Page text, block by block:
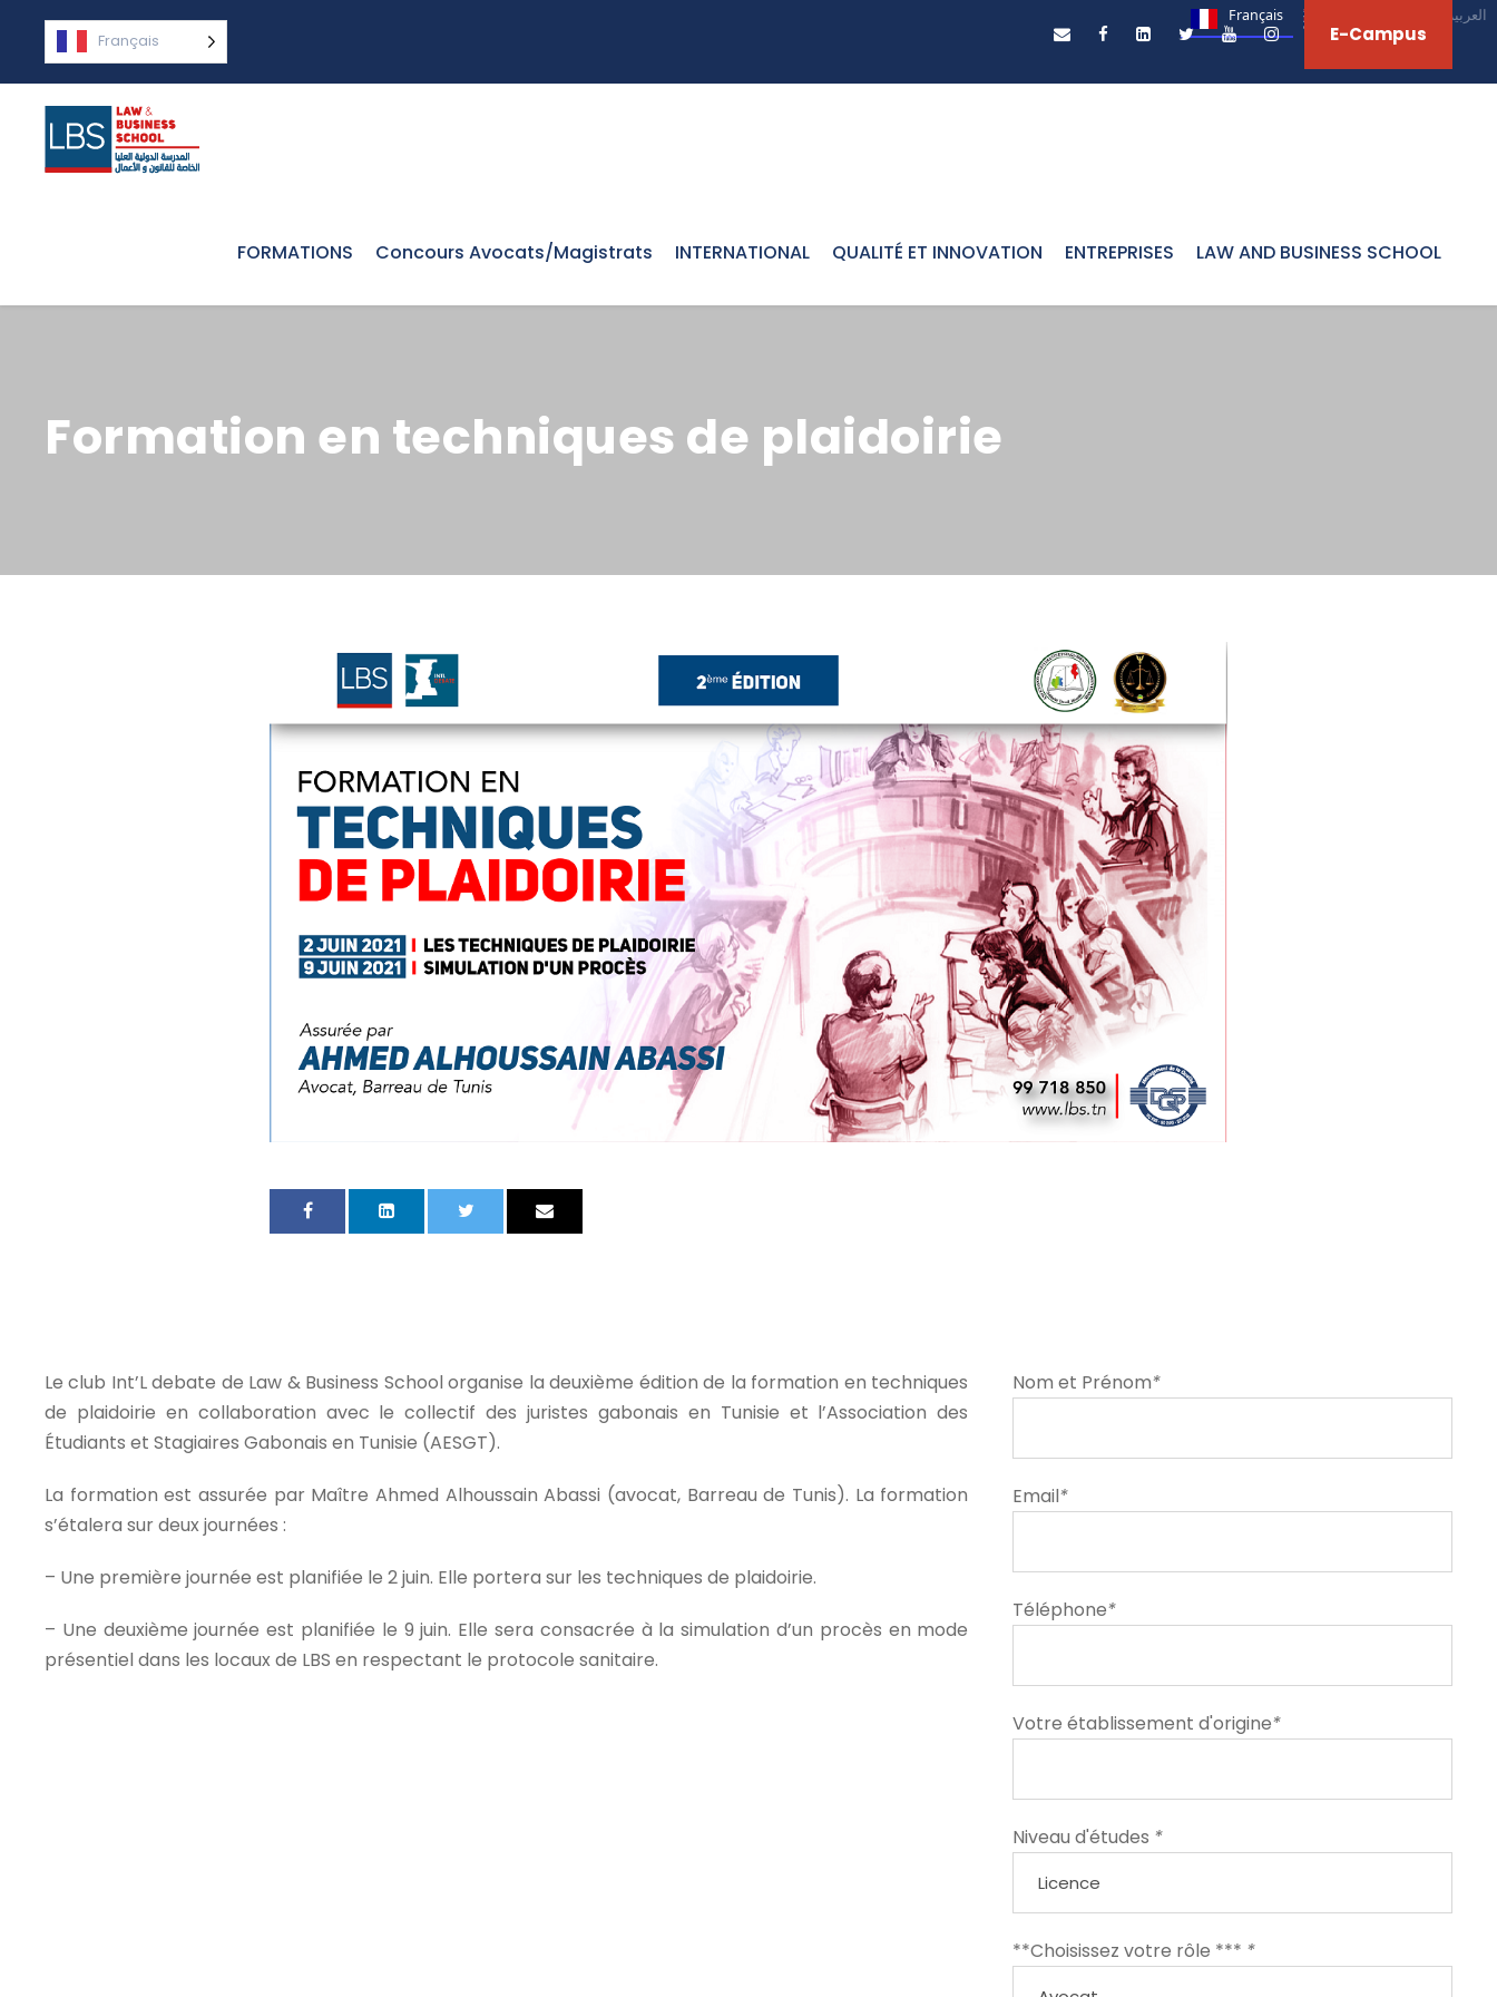
Français العربية‏
Français E-Campus
FORMATIONS Concours Avocats/Magistrats INTERNATIONAL QUALITÉ ET INNOVATION ENTREPRISES LAW AND BUSINESS SCHOOL
Formation en techniques de plaidoirie
Le club Int’L debate de Law & Business School organise la deuxième édition de la formation en techniques
de plaidoirie en collaboration avec le collectif des juristes gabonais en Tunisie et l’Association des
Étudiants et Stagiaires Gabonais en Tunisie (AESGT).
La formation est assurée par Maître Ahmed Alhoussain Abassi (avocat, Barreau de Tunis). La formation
s’étalera sur deux journées :
– Une première journée est planifiée le 2 juin. Elle portera sur les techniques de plaidoirie.
– Une deuxième journée est planifiée le 9 juin. Elle sera consacrée à la simulation d’un procès en mode
présentiel dans les locaux de LBS en respectant le protocole sanitaire.
Nom et Prénom*
Email*
Téléphone*
Votre établissement d'origine*
Niveau d'études *
**Choisissez votre rôle *** *